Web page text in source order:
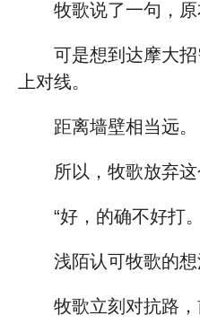
牧歌说了一句，原
可是想到达摩大
上对线。
距离墙壁相当远。
所以，牧歌放弃这
“好，的确不好打
浅陌认可牧歌的想
牧歌立刻对抗路